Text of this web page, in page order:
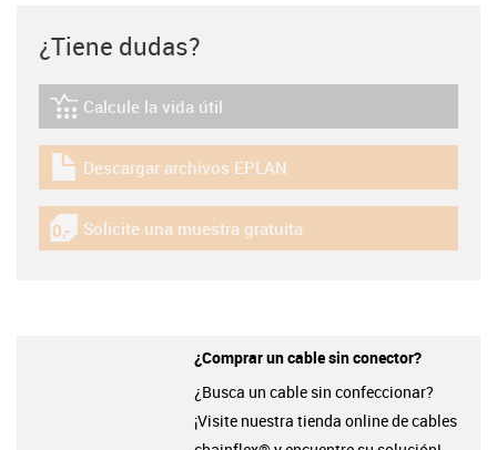
¿Tiene dudas?
igus-icon-lebensdauerrechner
Calcule la vida útil
igus-icon-download-plan
Descargar archivos EPLAN
igus-icon-gratismuster
Solicite una muestra gratuita
¿Comprar un cable sin conector?
¿Busca un cable sin confeccionar?
¡Visite nuestra tienda online de cables